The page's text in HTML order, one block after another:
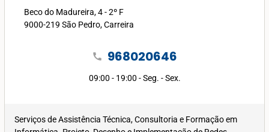
Beco do Madureira, 4 - 2º F
9000-219 São Pedro, Carreira
call 968020646
09:00 - 19:00 - Seg. - Sex.
Serviços de Assistência Técnica, Consultoria e Formação em